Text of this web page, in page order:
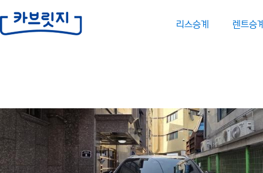
리스승계 렌트승